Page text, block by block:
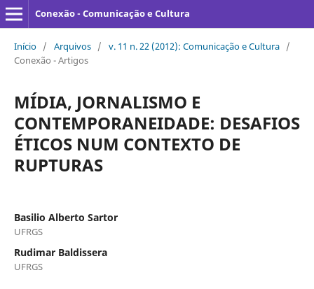
Conexão - Comunicação e Cultura
Início / Arquivos / v. 11 n. 22 (2012): Comunicação e Cultura /
Conexão - Artigos
MÍDIA, JORNALISMO E
CONTEMPORANEIDADE: DESAFIOS
ÉTICOS NUM CONTEXTO DE
RUPTURAS
Basilio Alberto Sartor
UFRGS
Rudimar Baldissera
UFRGS